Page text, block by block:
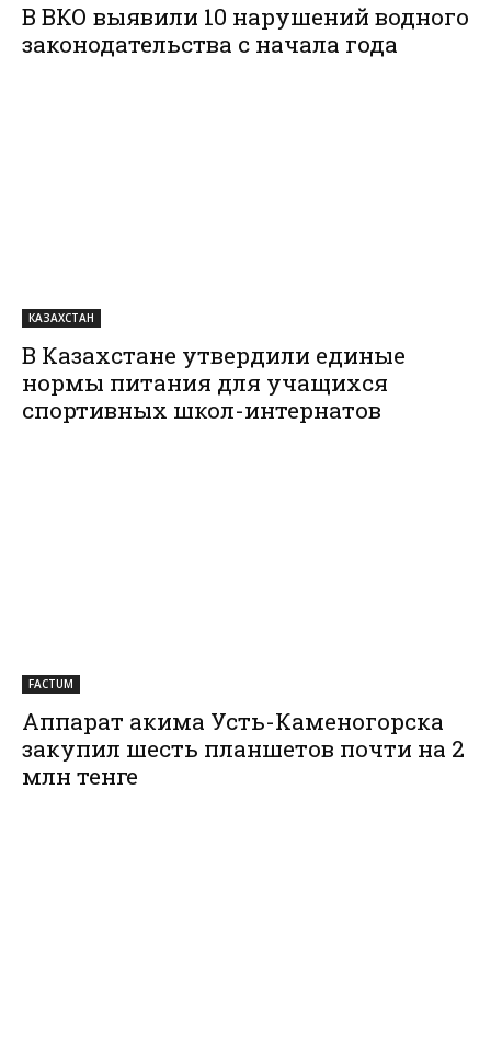
В ВКО выявили 10 нарушений водного
законодательства с начала года
КАЗАХСТАН
В Казахстане утвердили единые
нормы питания для учащихся
спортивных школ-интернатов
FACTUM
Аппарат акима Усть-Каменогорска
закупил шесть планшетов почти на 2
млн тенге